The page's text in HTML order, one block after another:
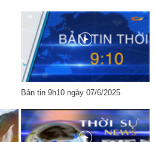
Bản tin 9h10 ngày 07/6/2025